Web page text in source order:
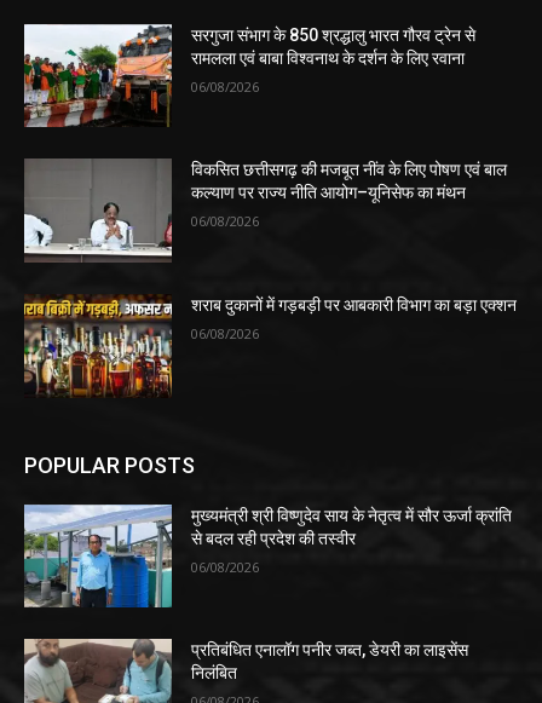
सरगुजा संभाग के 850 श्रद्धालु भारत गौरव ट्रेन से
रामलला एवं बाबा विश्वनाथ के दर्शन के लिए रवाना
06/08/2026
विकसित छत्तीसगढ़ की मजबूत नींव के लिए पोषण एवं बाल
कल्याण पर राज्य नीति आयोग–यूनिसेफ का मंथन
06/08/2026
शराब दुकानों में गड़बड़ी पर आबकारी विभाग का बड़ा एक्शन
06/08/2026
POPULAR POSTS
मुख्यमंत्री श्री विष्णुदेव साय के नेतृत्व में सौर ऊर्जा क्रांति
से बदल रही प्रदेश की तस्वीर
06/08/2026
प्रतिबंधित एनालॉग पनीर जब्त, डेयरी का लाइसेंस
निलंबित